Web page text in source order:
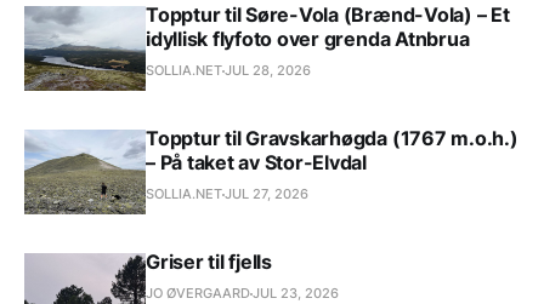
Topptur til Søre-Vola (Brænd-Vola) – Et
idyllisk flyfoto over grenda Atnbrua
SOLLIA.NETJUL 28, 2026
Topptur til Gravskarhøgda (1767 m.o.h.)
– På taket av Stor-Elvdal
SOLLIA.NETJUL 27, 2026
Griser til fjells
JO ØVERGAARDJUL 23, 2026